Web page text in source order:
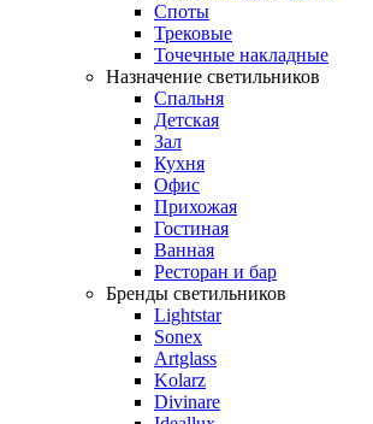
Споты
Трековые
Точечные накладные
Назначение светильников
Спальня
Детская
Зал
Кухня
Офис
Прихожая
Гостиная
Ванная
Ресторан и бар
Бренды светильников
Lightstar
Sonex
Artglass
Kolarz
Divinare